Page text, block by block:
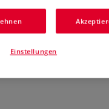
vermittelt alles
Im
und Drucktechniken
Einstellungen